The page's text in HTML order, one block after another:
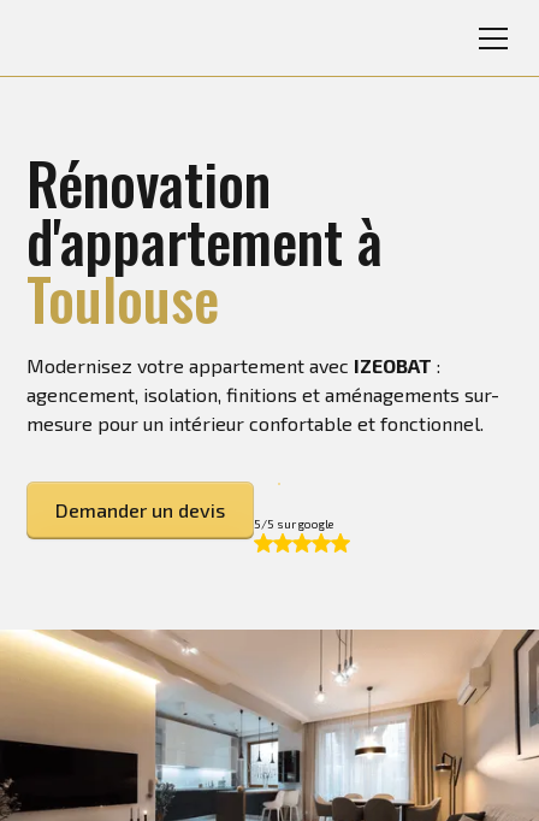
Rénovation
d'appartement à
Toulouse
Modernisez votre appartement avec IZEOBAT :
agencement, isolation, finitions et aménagements sur-
mesure pour un intérieur confortable et fonctionnel.
Demander un devis
5/5 sur google